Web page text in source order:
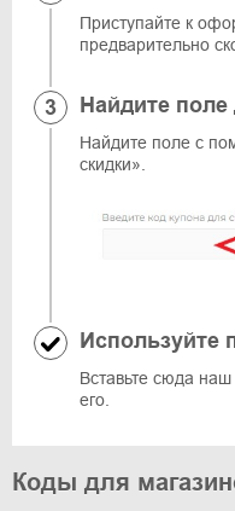
Приступайте к
предварительно
Найдите
Найдите поле с
скидки».
Используйте
Вставьте сюда
его.
Коды для